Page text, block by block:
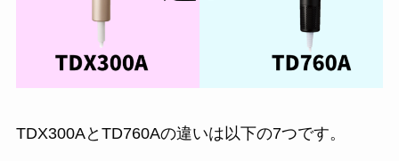
TDX300AとTD760Aの違いは以下の7つです。